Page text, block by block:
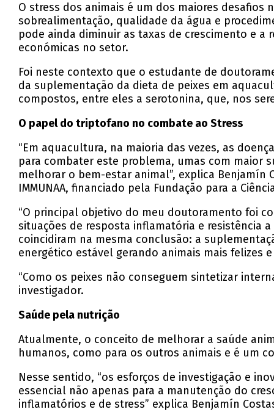
O stress dos animais é um dos maiores
sobrealimentação, qualidade da água e
pode ainda diminuir as taxas de crescimento e a
económicas no setor.
Foi neste contexto que o estudante de
da suplementação da dieta de peixes em
compostos, entre eles a serotonina, que, nos
O papel do triptofano no combate ao Stress
“Em aquacultura, na maioria das vezes, as
para combater este problema, umas com maior
melhorar o bem-estar animal”, explica Benjamín
IMMUNAA, financiado pela Fundação para a
“O principal objetivo do meu doutoramento foi
situações de resposta inflamatória e resistência
coincidiram na mesma conclusão: a
energético estável gerando animais mais felizes
“Como os peixes não conseguem sintetizar
investigador.
Saúde pela nutrição
Atualmente, o conceito de melhorar a saúde
humanos, como para os outros animais e é um
Nesse sentido, “os esforços de investigação e
essencial não apenas para a manutenção do
inflamatórios e de stress” explica Benjamín